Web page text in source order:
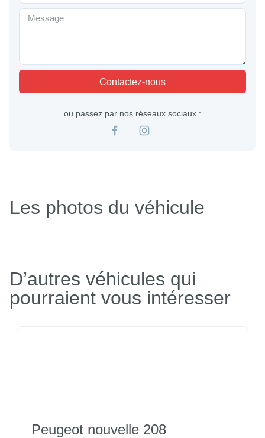
Contactez-nous
ou passez par nos réseaux sociaux :
Les photos du véhicule
D’autres véhicules qui
pourraient vous intéresser
Peugeot nouvelle 208